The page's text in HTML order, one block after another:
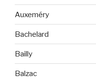
Auxeméry
Bachelard
Bailly
Balzac